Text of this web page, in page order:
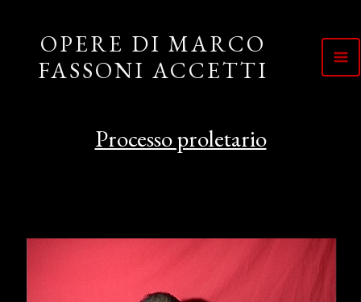
contenutoOPERE DI MARCO
FASSONI ACCETTI
Processo proletario